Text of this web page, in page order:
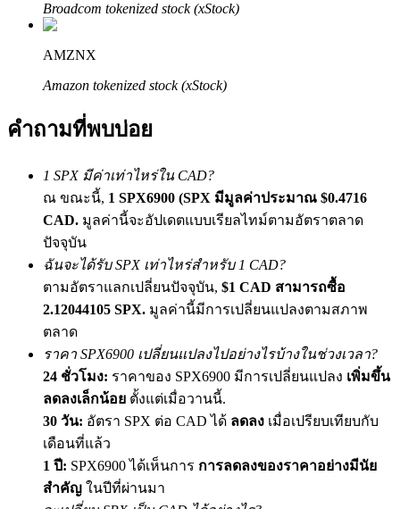
การแนะนำ
เชิญเพื่อนเพื่อรับรางวัลเงินสด
BTC Welcome Rewards
Deposit & Trade BTC to Share 25000 USDT prize pool!
Deposit CASHCAT & Win
Broadcom tokenized stock (xStock)
AMZNX
Amazon tokenized stock (xStock)
คำถามที่พบบ่อย
1 SPX มีค่าเท่าไหร่ใน CAD?
ณ ขณะนี้, 1 SPX6900 (SPX มีมูลค่าประมาณ $0.4716
CAD. มูลค่านี้จะอัปเดตแบบเรียลไทม์ตามอัตราตลาด
ปัจจุบัน
ฉันจะได้รับ SPX เท่าไหร่สำหรับ 1 CAD?
ตามอัตราแลกเปลี่ยนปัจจุบัน, $1 CAD สามารถซื้อ
2.12044105 SPX. มูลค่านี้มีการเปลี่ยนแปลงตามสภาพ
ตลาด
ราคา SPX6900 เปลี่ยนแปลงไปอย่างไรบ้างในช่วงเวลา?
24 ชั่วโมง: ราคาของ SPX6900 มีการเปลี่ยนแปลง เพิ่มขึ้น
ลดลงเล็กน้อย ตั้งแต่เมื่อวานนี้.
30 วัน: อัตรา SPX ต่อ CAD ได้ ลดลง เมื่อเปรียบเทียบกับ
เดือนที่แล้ว
1 ปี: SPX6900 ได้เห็นการ การลดลงของราคาอย่างมีนัย
สำคัญ ในปีที่ผ่านมา